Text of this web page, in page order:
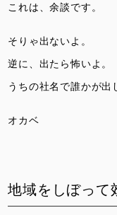
これは、余談です。
そりゃ出ないよ。
逆に、出たら怖いよ。
うちの社名で誰かが
オカベ
地域をしぼって